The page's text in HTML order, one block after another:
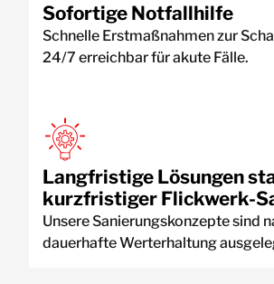
Sofortige Notfallhilfe
Schnelle Erstmaßnahmen zur
24/7 erreichbar für akute Fälle.
Langfristige Lösungen
kurzfristiger Flickwerk-
Unsere Sanierungskonzepte sind
dauerhafte Werterhaltung